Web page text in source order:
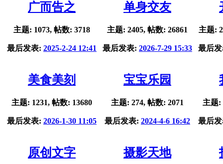
广而告之
主题: 1073, 帖数: 3718
最后发表: 2025-2-24 12:41
单身交友
主题: 2405, 帖数: 26861
最后发表: 2026-7-29 15:33
主题:
最后
美食美刻
主题: 1231, 帖数: 13680
最后发表: 2026-1-30 11:05
宝宝乐园
主题: 274, 帖数: 2071
最后发表: 2024-4-6 16:42
主题:
最后
原创文字 摄影天地